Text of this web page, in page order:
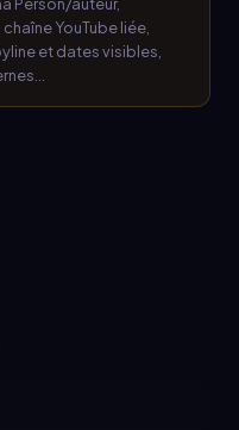
YouTube liée,
et dates visibles,